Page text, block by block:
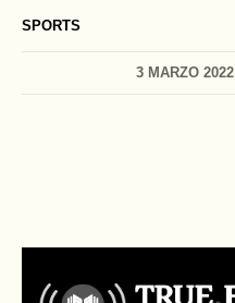
SPORTS
3 MARZO 2022